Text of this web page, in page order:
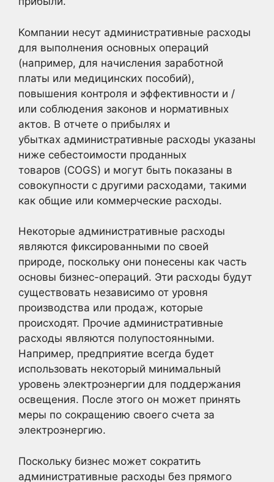
Компании несут административные расходы
для выполнения основных операций
(например, для начисления заработной
платы или медицинских пособий),
повышения контроля и эффективности и /
или соблюдения законов и нормативных
актов. В отчете о прибылях и
убытках административные расходы указаны
ниже себестоимости проданных
товаров (COGS) и могут быть показаны в
совокупности с другими расходами, такими
как общие или коммерческие расходы.
Некоторые административные расходы
являются фиксированными по своей
природе, поскольку они понесены как часть
основы бизнес-операций. Эти расходы будут
существовать независимо от уровня
производства или продаж, которые
происходят. Прочие административные
расходы являются полупостоянными.
Например, предприятие всегда будет
использовать некоторый минимальный
уровень электроэнергии для поддержания
освещения. После этого он может принять
меры по сокращению своего счета за
электроэнергию.
Поскольку бизнес может сократить
административные расходы без прямого